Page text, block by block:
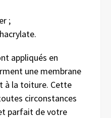
;
appliqués en
une membrane
à la toiture. Cette
circonstances
parfait de votre